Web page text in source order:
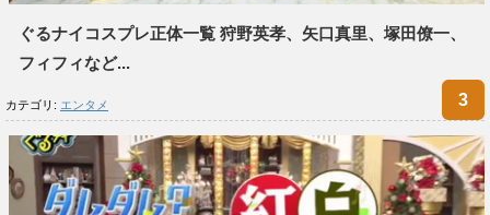
ぐるナイコスプレ正体一覧 狩野英孝、矢口真里、塚田僚一、
フィフィなど...
カテゴリ: エンタメ